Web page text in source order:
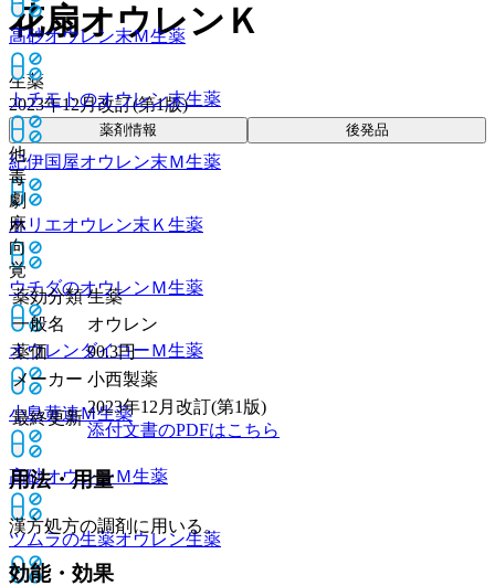
高砂オウレン末Ｍ生薬
トチモトのオウレン末生薬
紀伊国屋オウレン末Ｍ生薬
ホリエオウレン末Ｋ 生薬
ウチダのオウレンＭ生薬
オウレンダイコーＭ生薬
小島黄連Ｍ生薬
高砂オウレンＭ生薬
ツムラの生薬オウレン生薬
花扇オウレンＫ
生薬
2023年12月改訂(第1版)
薬剤情報 後発品
他
毒
劇
麻
向
覚
薬効分類 生薬
一般名
オウレン
薬価
90.3円
メーカー 小西製薬
最終更新
2023年12月改訂(第1版)
添付文書のPDFはこちら
用法・用量
漢方処方の調剤に用いる。
効能・効果